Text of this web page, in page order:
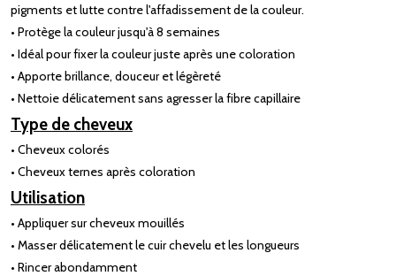
pigments et lutte contre l'affadissement de la couleur.
• Protège la couleur jusqu'à 8 semaines
• Idéal pour fixer la couleur juste après une coloration
• Apporte brillance, douceur et légèreté
• Nettoie délicatement sans agresser la fibre capillaire
Type de cheveux
• Cheveux colorés
• Cheveux ternes après coloration
Utilisation
• Appliquer sur cheveux mouillés
• Masser délicatement le cuir chevelu et les longueurs
• Rincer abondamment